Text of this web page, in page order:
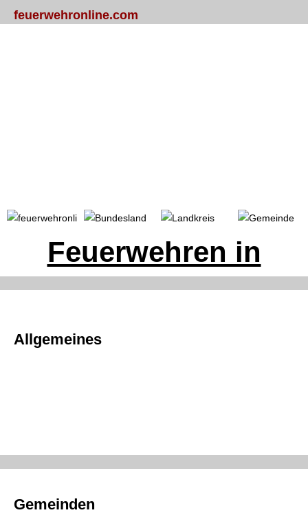
feuerwehronline.com
Feuerwehren in
Allgemeines
Gemeinden